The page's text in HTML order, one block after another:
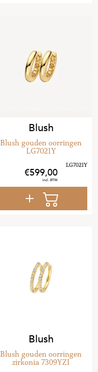
Blush
Blush gouden oorringen
LG7021Y
599,00
Blush
Blush gouden oorringen
zirkonia 7309YZI